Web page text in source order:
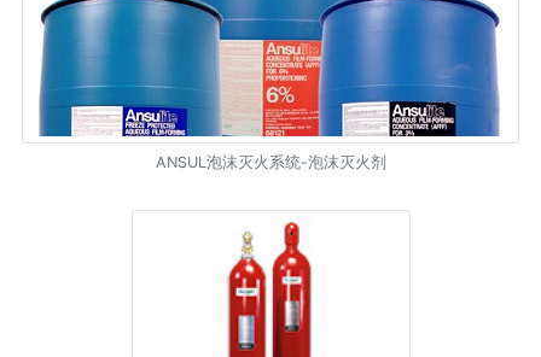
ANSUL泡沫灭火系统-泡沫灭火剂